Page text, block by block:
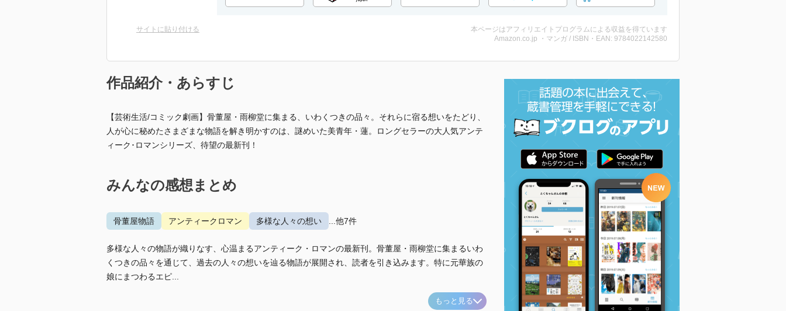
サイトに貼り付ける
本ページはアフィリエイトプログラムによる収益を得ています
Amazon.co.jp ・マンガ / ISBN・EAN: 9784022142580
作品紹介・あらすじ
【芸術生活/コミック劇画】骨董屋・雨柳堂に集まる、いわくつきの品々。それらに宿る想いをたどり、
人が心に秘めたさまざまな物語を解き明かすのは、謎めいた美青年・蓮。ロングセラーの大人気アンテ
ィーク･ロマンシリーズ、待望の最新刊！
みんなの感想まとめ
骨董屋物語 アンティークロマン 多様な人々の想い ...他7件
多様な人々の物語が織りなす、心温まるアンティーク・ロマンの最新刊。骨董屋・雨柳堂に集まるいわ
くつきの品々を通じて、過去の人々の想いを辿る物語が展開され、読者を引き込みます。特に元華族の
娘にまつわるエピ...
もっと見る